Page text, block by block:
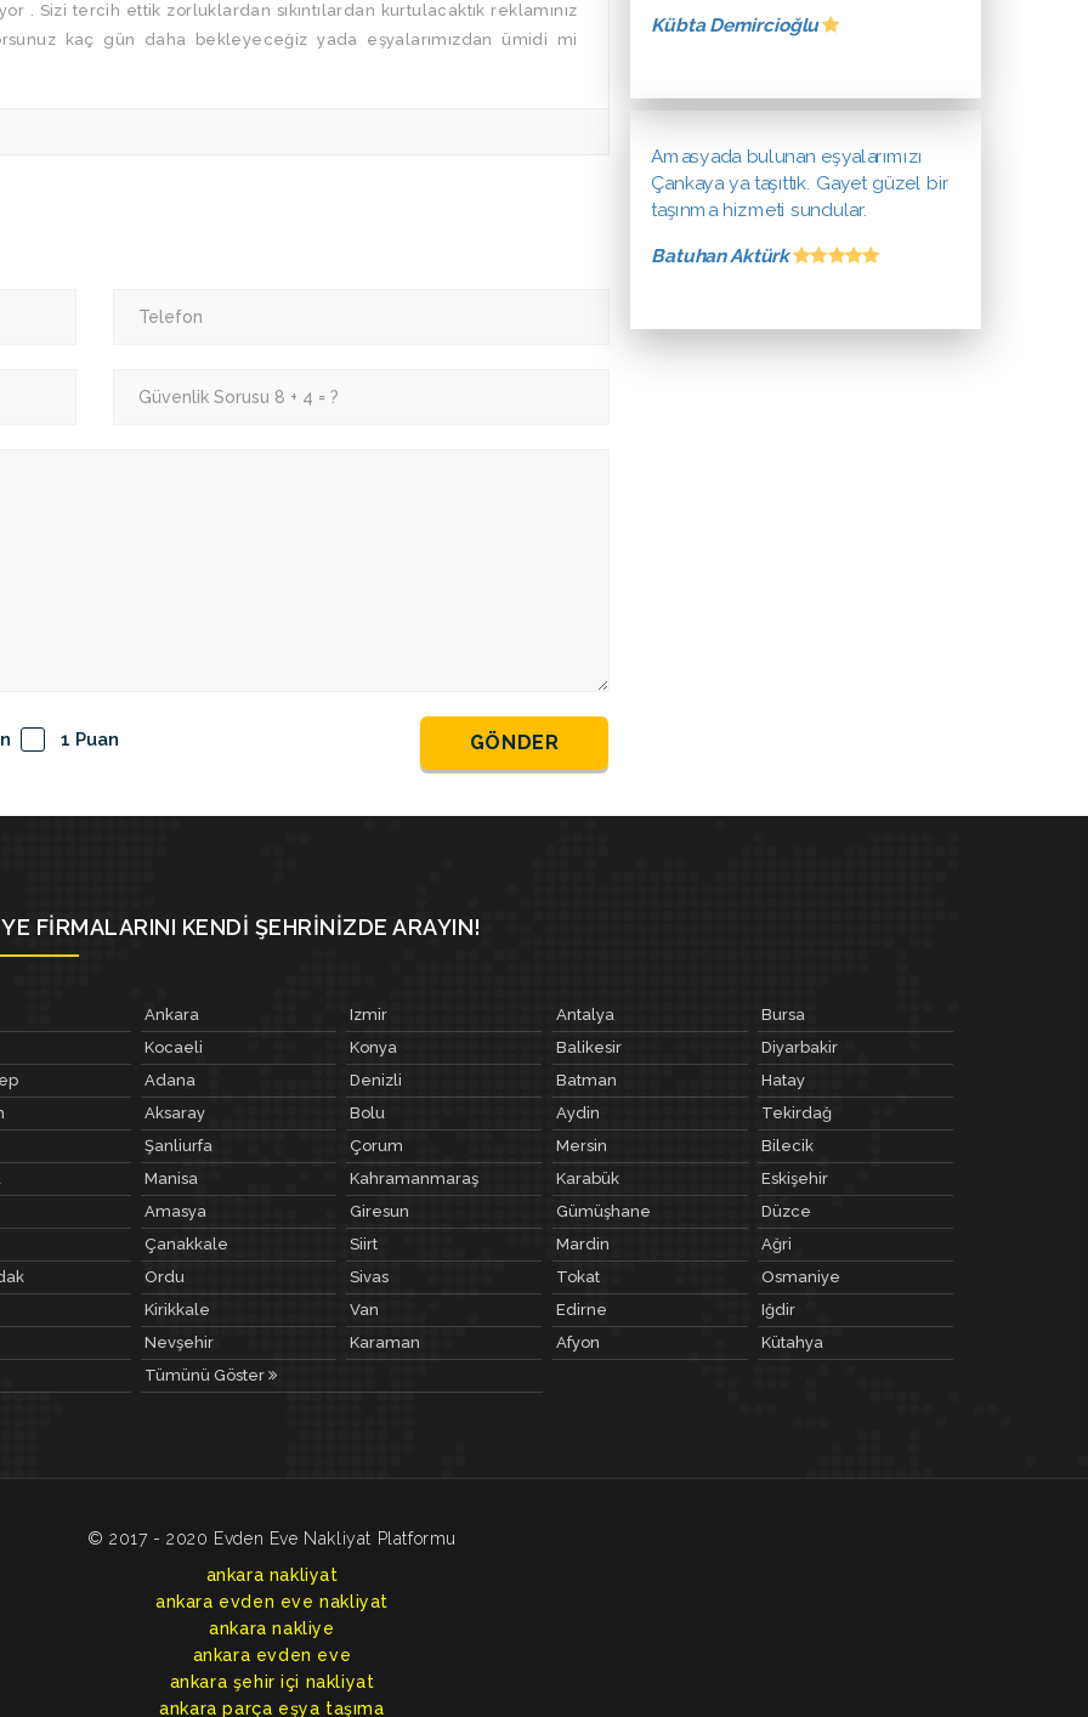
. Sizi tercih ettik zorluklardan sıkıntılardan kurtulacaktık reklamınız
kaç gün daha bekleyeceğiz yada eşyalarımızdan ümidi mi
1 Puan GÖNDER
Kübta Demircioğlu
Amasyada bulunan eşyalarımızı
Çankaya ya taşıttık. Gayet güzel bir
taşınma hizmeti sundular.
Batuhan Aktürk
FIRMALARINI KENDI ŞEHRINIZDE ARAYIN!
Ankara Izmir Antalya
Bursa
Kocaeli Konya Balikesir
Diyarbakir
Adana Denizli Batman
Hatay
Aksaray Bolu Aydin
Tekirdağ
Şanliurfa Çorum Mersin
Bilecik
Manisa Kahramanmaraş Karabük
Eskişehir
Amasya Giresun Gümüşhane
Düzce
Çanakkale Siirt Mardin
Ağri
Ordu Sivas Tokat
Osmaniye
Kirikkale Van Edirne
Iğdir
Nevşehir Karaman Afyon
Kütahya
Tümünü Göster
© 2017 - 2020 Evden Eve Nakliyat Platformu
ankara nakliyat
ankara evden eve nakliyat
ankara nakliye
ankara evden eve
ankara şehir içi nakliyat
ankara parça eşya taşıma